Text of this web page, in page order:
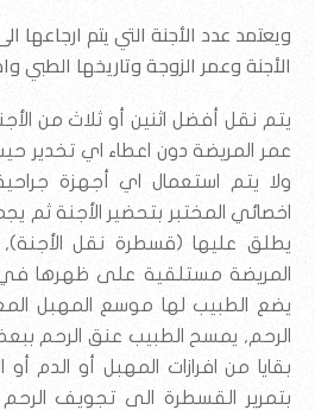
ويعتمد عدد الأجنة التي يتم ارجاعها
الأجنة وعمر الزوجة وتاريخها الطبي
يتم نقل أفضل اثنين أو ثلاث من
عمر المريضة دون اعطاء اي تخدير
ولا يتم استعمال اي أجهزة
اخصائي المختبر بتحضير الأجنة ثم
يطلق عليها (قسطرة نقل
المريضة مستلقية على ظهرها
يضع الطبيب لها موسع المهبل
الرحم, يمسح الطبيب عنق الرحم ببعض
بقايا من افرازات المهبل أو الدم
بتمرير القسطرة الى تجويف